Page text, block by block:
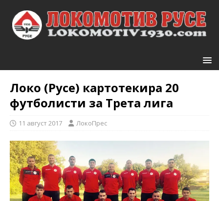
Локо (Русе) картотекира 20
футболисти за Трета лига
11 август 2017 ЛокоПрес